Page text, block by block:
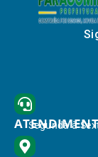
Segunda à